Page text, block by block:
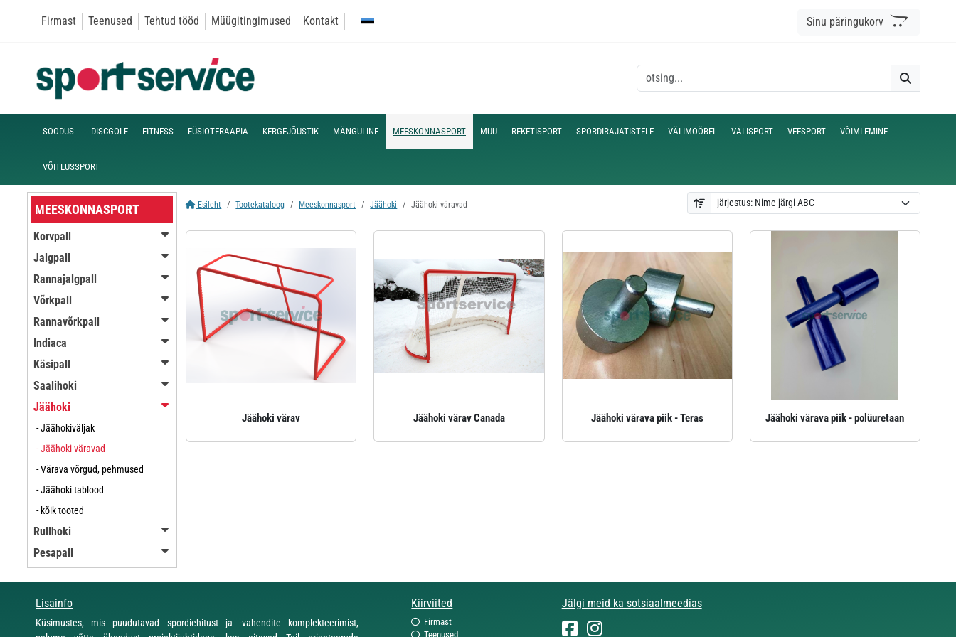
Firmast Teenused Tehtud tööd Müügitingimused Kontakt Sinu päringukorv
SOODUS DISCGOLF FITNESS FÜSIOTERAAPIA KERGEJÕUSTIK MÄNGULINE MEESKONNASPORT MUU REKETISPORT SPORDIRAJATISTELE VÄLIMÖÖBEL VÄLISPORT VEESPORT VÕIMLEMINE
VÕITLUSSPORT
MEESKONNASPORT
Korvpall
Jalgpall
Rannajalgpall
Võrkpall
Rannavõrkpall
Indiaca
Käsipall
Saalihoki
Jäähoki
- Jäähokiväljak
- Jäähoki väravad
- Värava võrgud, pehmused
- Jäähoki tablood
- kõik tooted
Rullhoki
Pesapall
Esileht Tootekataloog Meeskonnasport Jäähoki Jäähoki väravad
Jäähoki värav Jäähoki värav Canada Jäähoki värava piik - Teras Jäähoki värava piik - polüuretaan
Lisainfo
Küsimustes, mis puudutavad spordiehitust ja -vahendite komplekteerimist,
Kiirviited
Firmast
Teenused
Jälgi meid ka sotsiaalmeedias